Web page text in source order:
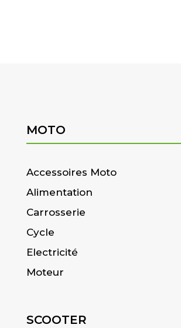
MOTO
Accessoires Moto
Alimentation
Carrosserie
Cycle
Electricité
Moteur
SCOOTER